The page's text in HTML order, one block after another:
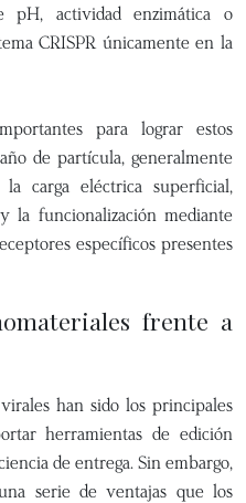
pH, actividad enzimática o
CRISPR únicamente en la
para lograr estos
de partícula, generalmente
carga eléctrica superficial,
la funcionalización mediante
específicos presentes
frente a
han sido los principales
herramientas de edición
de entrega. Sin embargo,
serie de ventajas que los